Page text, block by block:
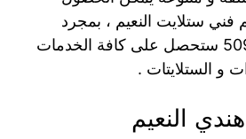
ستلايت النعيم ، بمجرد
الاتصال بنا 50994997 ستحصل على كافة الخدمات
و الستلايتات .
النعيم